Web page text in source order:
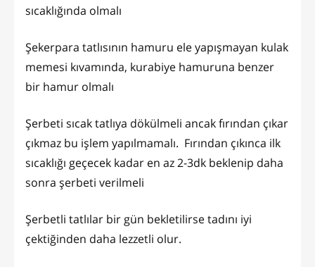
sıcaklığında olmalı
Şekerpara tatlısının hamuru ele yapışmayan kulak
memesi kıvamında, kurabiye hamuruna benzer
bir hamur olmalı
Şerbeti sıcak tatlıya dökülmeli ancak fırından çıkar
çıkmaz bu işlem yapılmamalı. Fırından çıkınca ilk
sıcaklığı geçecek kadar en az 2-3dk beklenip daha
sonra şerbeti verilmeli
Şerbetli tatlılar bir gün bekletilirse tadını iyi
çektiğinden daha lezzetli olur.